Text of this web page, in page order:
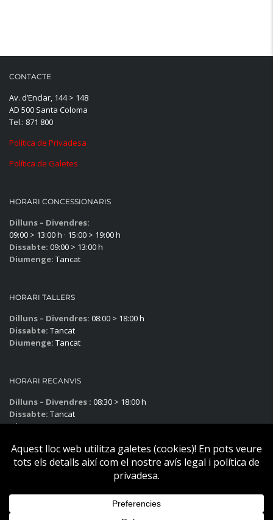
CONTACTE
Av. d’Enclar, 144 > 148
AD 500 Santa Coloma
Tel.: 871 800
Política de Privadesa
Política de Galetes
HORARI CONCESSIONARIS
Dilluns – Divendres:
09:00 > 13:00 h · 15:00 > 19:00 h
Dissabte: 09:00 > 13:00 h
Diumenge: Tancat
HORARI TALLERS
Dilluns – Divendres: 08:00 > 18:00 h
Dissabte: Tancat
Diumenge: Tancat
HORARI RECANVIS
Dilluns – Divendres : 08:30 > 18:00 h
Dissabte: Tancat
Diumenge:Tancat